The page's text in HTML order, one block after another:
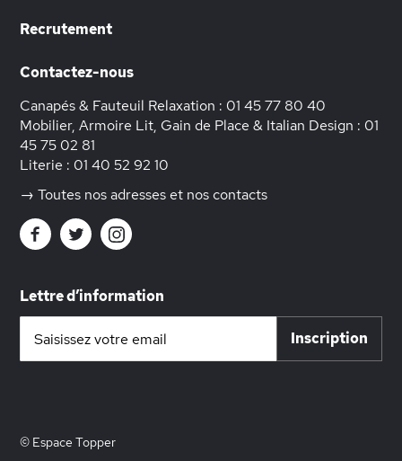
Recrutement
Contactez-nous
Canapés & Fauteuil Relaxation : 01 45 77 80 40
Mobilier, Armoire Lit, Gain de Place & Italian Design : 01
45 75 02 81
Literie : 01 40 52 92 10
→ Toutes nos adresses et nos contacts
Lettre d’information
notre
Inscription
© Espace Topper